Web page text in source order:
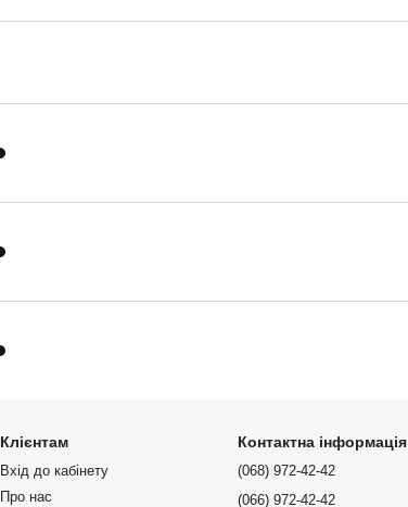
Клієнтам
Вхід до кабінету
Про нас
Контактна інформація
(068) 972-42-42
(066) 972-42-42